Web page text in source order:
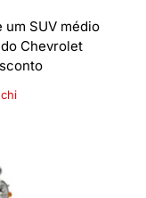
um SUV médio
Chevrolet